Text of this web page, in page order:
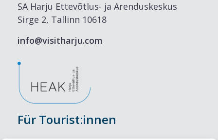
SA Harju Ettevõtlus- ja Arenduskeskus
Sirge 2, Tallinn 10618
info@visitharju.com
Für Tourist:innen